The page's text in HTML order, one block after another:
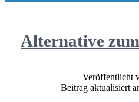
Alternative
Veröffentlicht
Beitrag aktualisiert